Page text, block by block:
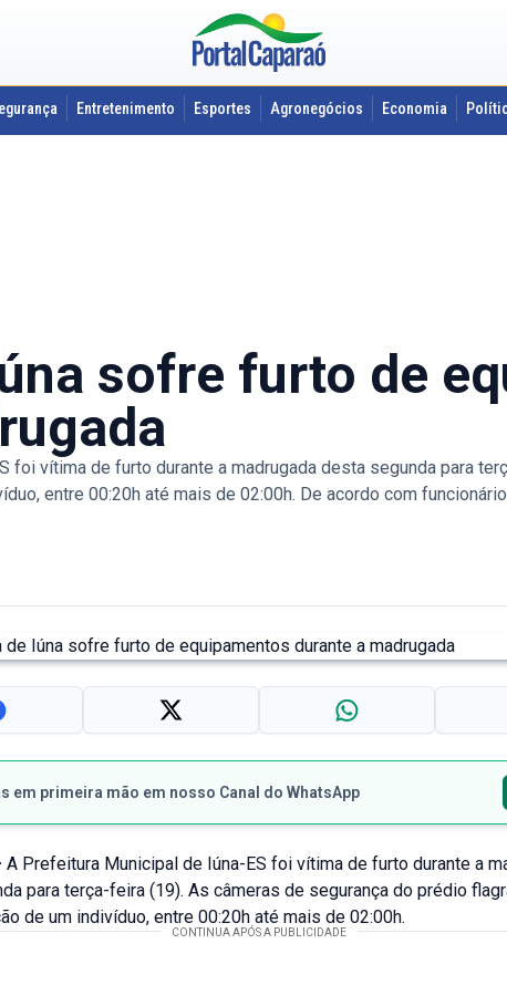
Entretenimento Esportes Agronegócios Economia
sofre furto de
foi vítima de furto durante a madrugada desta segunda para
entre 00:20h até mais de 02:00h. De acordo com
em primeira mão em nosso Canal do WhatsApp
A Prefeitura Municipal de Iúna-ES foi vítima de furto durante a
para terça-feira (19). As câmeras de segurança do prédio
de um indivíduo, entre 00:20h até mais de 02:00h.